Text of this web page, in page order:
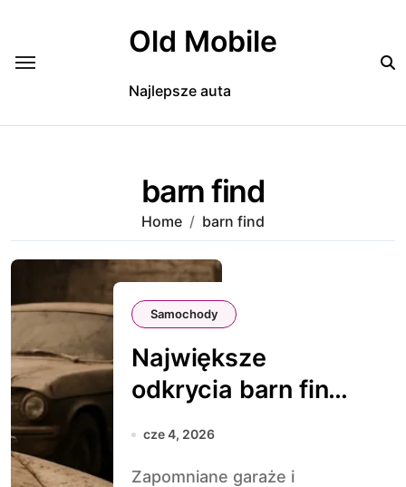
Old Mobile
Najlepsze auta
barn find
Home barn find
Samochody
Największe
odkrycia barn find
– klasyki
cze 4, 2026
Zapomniane garaże i